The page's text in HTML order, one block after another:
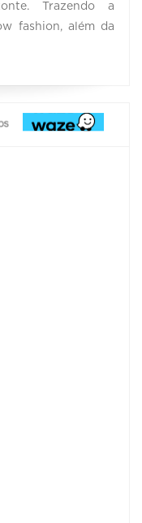
Trazendo a
fashion, além da